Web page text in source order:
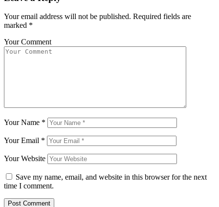
Your email address will not be published. Required fields are
marked *
Your Comment
Your Name *
Your Email *
Your Website
Save my name, email, and website in this browser for the next
time I comment.